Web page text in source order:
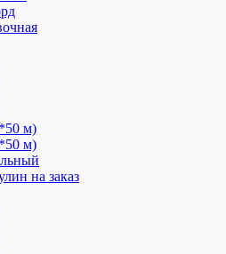
м)
м)
на заказ